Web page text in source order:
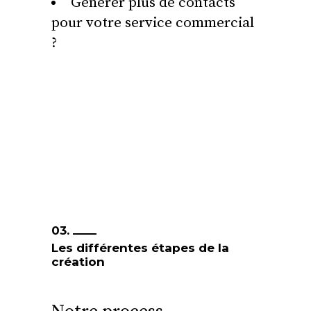
pour votre service commercial
?
03.
Les différentes étapes de la
création